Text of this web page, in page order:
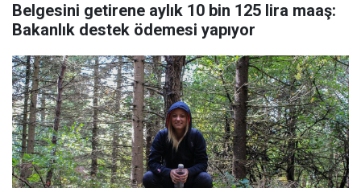
Belgesini getirene aylık 10 bin 125 lira maaş:
Bakanlık destek ödemesi yapıyor